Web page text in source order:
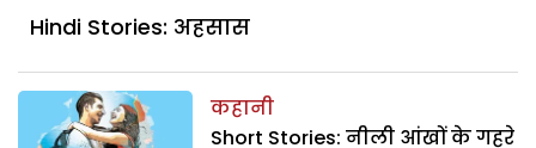
Hindi Stories: अहसास
कहानी
Short Stories: नीली आंखों के गहरे